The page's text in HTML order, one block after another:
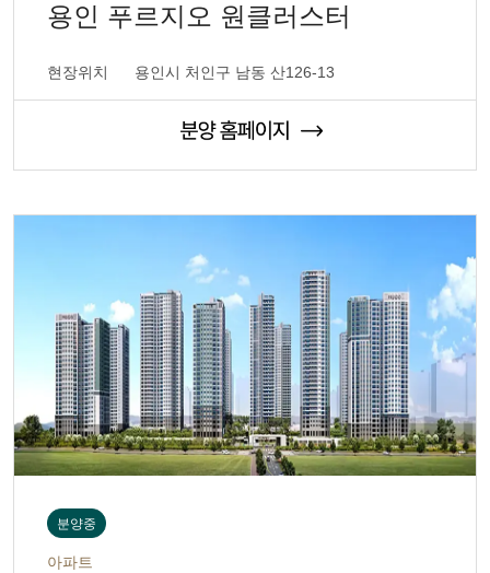
용인 푸르지오 원클러스터
현장위치 용인시 처인구 남동 산126-13
분양중
아파트